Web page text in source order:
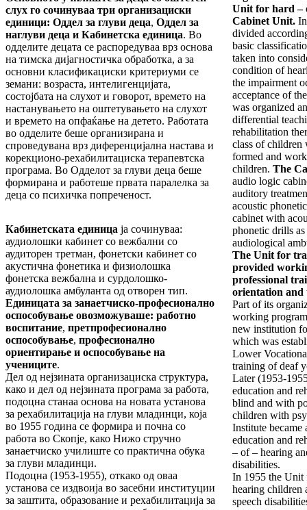
слух го сочинуваа три организациски
единици: Оддел за глуви деца, Оддел за
наглуви деца и Кабинетска единица. Во
одделите децата се распоредуваа врз основа
на тимска дијагностичка обработка, а за
основни класификациски критериуми се
земани: возраста, интелигенцијата,
состојбата на слухот и говорот, времето на
настанувањето на оштетувањето на слухот
и времето на опфаќање на детето. Работата
во одделите беше организирана и
спроведувана врз диференцијална настава и
корекционо-рехабилитациска терапевтска
програма. Во Одделот за глуви деца беше
формирана и работеше првата паралелка за
деца со психичка попреченост.
Unit for hard –
Cabinet Unit.
divided
basic
taken into
condition of
the impairment
acceptance of
was organized
differential
rehabilitation
class of children
formed and
children. The
audio logic
auditory
acoustic
cabinet with
phonetic drills
audiological
The Unit for
provided
professional
orientation
Part of its
working
new institution
which was
Lower
training of deaf
Later (1953-
education and
blind and with
children with
Institute became
education and
– of – hearing
disabilities.
In 1955 the Unit
hearing children
speech
Кабинетската единица ја сочинуваа:
аудиолошки кабинет со вежбални со
аудиторен третман, фонетски кабинет со
акустична фонетика и физиолошка
фонетска вежбална и сурдолошко-
аудиолошка амбуланта од отворен тип.
Единицата за занаетчиско-професионално
оспособување овозможуваше: работно
воспитание, претпрофесионално
оспособување, професионално
ориентирање и оспособување на
учениците.
Дел од нејзината организациска структура,
како и дел од нејзината програма за работа,
подоцна станаа основа на новата установа
за рехабилитација на глуви младинци, која
во 1955 година се формира и почна со
работа во Скопје, како Нижо стручно
занаетчиско училиште со практична обука
за глуви младинци.
Подоцна (1953-1955), откако од оваа
установа се издвоија во засебни институции
за заштита, образование и рехабилитација за